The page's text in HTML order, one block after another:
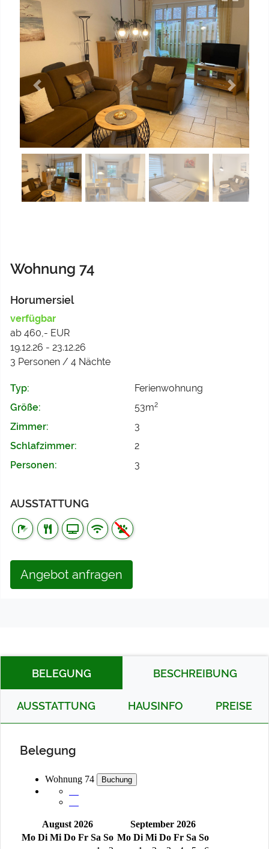
Previous Next
Wohnung 74
Horumersiel
verfügbar
ab 460,- EUR
19.12.26 - 23.12.26
3 Personen / 4 Nächte
Typ:
Ferienwohnung
Größe:
53m2
Zimmer:
3
Schlafzimmer:
2
Personen:
3
AUSSTATTUNG
Angebot anfragen
BELEGUNG BESCHREIBUNG
AUSSTATTUNG HAUSINFO PREISE
Belegung